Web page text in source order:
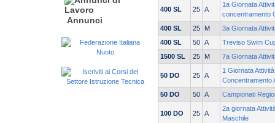
Annunci
400 SL 25 A
1a Giornata
concentramento
400 SL
25 M
3a Giornata
400 SL
50 A
Treviso Swim
1500 SL
25 M 7a Giornata
50 DO 25 A
1 Giornata
Concentramento
50 DO
50 A Campionati
100 DO 25 A
2a giornata
Maschile